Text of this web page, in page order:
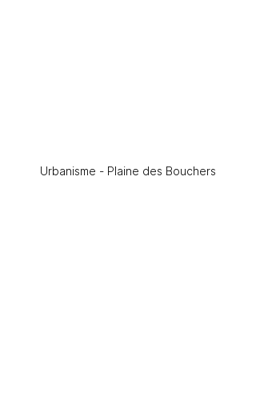
Urbanisme - Plaine des Bouchers